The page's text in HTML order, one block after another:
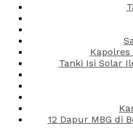
Kapolres
Tanki Isi Solar
12 Dapur MBG di